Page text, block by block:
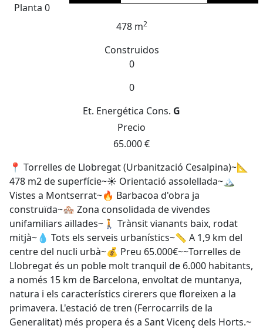
Planta 0
478 m2
Construidos
0
0
Et. Energética Cons. G
Precio
65.000 €
📍 Torrelles de Llobregat (Urbanització Cesalpina)~📐
478 m2 de superfície~☀️ Orientació assolellada~🏔️
Vistes a Montserrat~🔥 Barbacoa d'obra ja
construïda~🏘️ Zona consolidada de vivendes
unifamiliars aïllades~🚶 Trànsit vianants baix, rodat
mitjà~💧 Tots els serveis urbanístics~📏 A 1,9 km del
centre del nucli urbà~💰 Preu 65.000€~~Torrelles de
Llobregat és un poble molt tranquil de 6.000 habitants,
a només 15 km de Barcelona, envoltat de muntanya,
natura i els característics cirerers que floreixen a la
primavera. L'estació de tren (Ferrocarrils de la
Generalitat) més propera és a Sant Vicenç dels Horts.~